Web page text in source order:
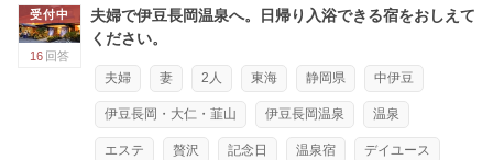
受付中
16 回答
夫婦で伊豆長岡温泉へ。日帰り入浴できる宿をおしえて
ください。
夫婦 妻 2人 東海 静岡県 中伊豆
伊豆長岡・大仁・韮山 伊豆長岡温泉 温泉
エステ 贅沢 記念日 温泉宿 デイユース